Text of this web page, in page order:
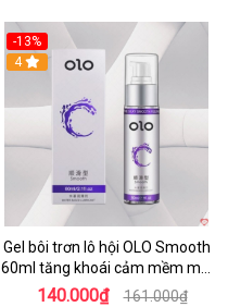
-13%
Hot
4
Gel bôi trơn lô hội OLO Smooth
60ml tăng khoái cảm mềm mại
an toàn
140.000₫ 161.000₫